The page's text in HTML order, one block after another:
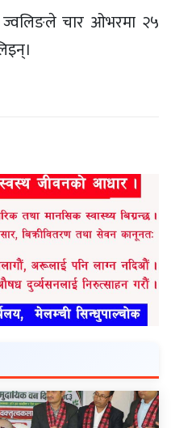
चार ओभरमा २५